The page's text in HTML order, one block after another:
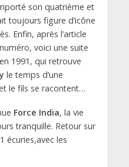
son quatrième et
toujours figure d’icône
Enfin, après l’article
voici une suite
1991, qui retrouve
le temps d’une
le fils se racontent…
Force India, la vie
tranquille. Retour sur
écuries,avec les